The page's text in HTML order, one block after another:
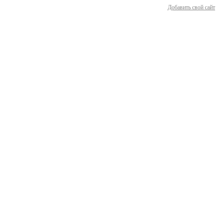
Добавить свой сайт